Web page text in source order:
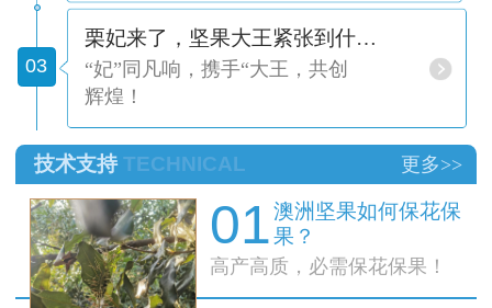
03
栗妃来了，坚果大王紧张到什…
“妃”同凡响，携手“大王，共创
辉煌！
技术支持TECHNICAL 更多>>
01 澳洲坚果如何保花保
果？
高产高质，必需保花保果！